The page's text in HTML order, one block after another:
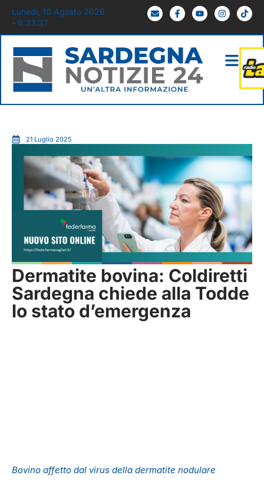
Lunedì, 10 Agosto 2026
- 6:33:38
21 Luglio 2025
Dermatite bovina: Coldiretti
Sardegna chiede alla Todde
lo stato d’emergenza
Bovino affetto dal virus della dermatite nodulare